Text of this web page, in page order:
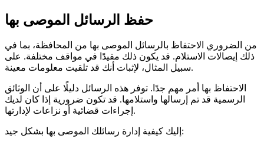
حفظ الرسائل الموصى بها
من الضروري الاحتفاظ بالرسائل الموصى بها من المحافظة، بما في
ذلك إيصالات الاستلام. قد يكون ذلك مفيدًا في مواقف مختلفة. على
سبيل المثال، لإثبات أنك قد تلقيت معلومات معينة.
الاحتفاظ بها أمر مهم جدًا. توفر هذه الرسائل دليلًا على أن الوثائق
الرسمية قد تم إرسالها واستلامها. قد تكون ضرورية إذا كان لديك
إجراءات قضائية أو نزاعات لإدارتها.
إليك كيفية إدارة رسائلك الموصى بها بشكل جيد: